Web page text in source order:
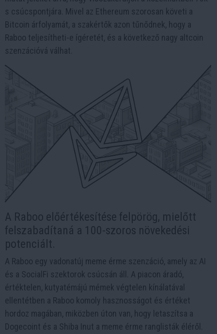
s csúcspontjára. Mivel az Ethereum szorosan követi a
Bitcoin árfolyamát, a szakértők azon tűnődnek, hogy a
Raboo teljesítheti-e ígéretét, és a következő nagy altcoin
szenzációvá válhat.
A Raboo előértékesítése felpörög, mielőtt
felszabadítaná a 100-szoros növekedési
potenciált.
A Raboo egy vadonatúj meme érme szenzáció, amely az AI
és a SocialFi szektorok csúcsán áll. A piacon áradó,
értéktelen, kutyatémájú mémek végtelen kínálatával
ellentétben a Raboo komoly hasznosságot és értéket
hordoz magában, miközben úton van, hogy letaszítsa a
Dogecoint és a Shiba Inut a meme érme ranglisták éléről.